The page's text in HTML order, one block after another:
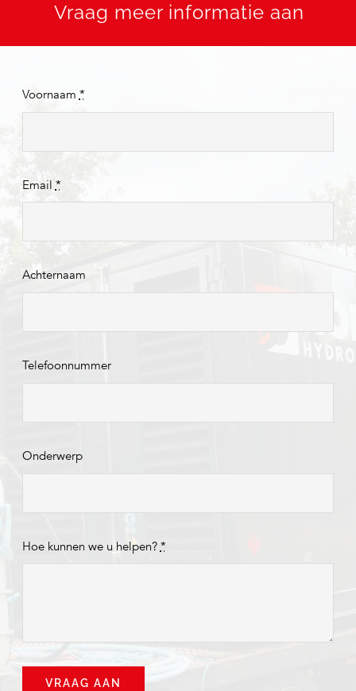
Vraag meer informatie aan
Voornaam *
Email *
Achternaam
Telefoonnummer
Onderwerp
Hoe kunnen we u helpen? *
VRAAG AAN